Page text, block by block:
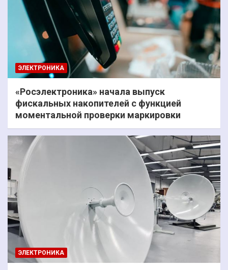
ЭЛЕКТРОНИКА
«Росэлектроника» начала выпуск
фискальных накопителей с функцией
моментальной проверки маркировки
ЭЛЕКТРОНИКА